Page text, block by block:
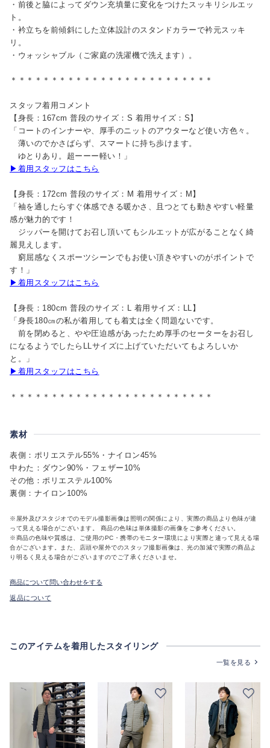
・前後と脇によってダウン充填量に変化をつけたスッキリシルエッ
ト。
・衿立ちを前傾斜にした立体設計のスタンドカラーで衿元スッキ
リ。
・ウォッシャブル（ご家庭の洗濯機で洗えます）。
＊＊＊＊＊＊＊＊＊＊＊＊＊＊＊＊＊＊＊＊＊＊＊＊＊
スタッフ着用コメント
【身長：167cm 普段のサイズ：S 着用サイズ：S】
「コートのインナーや、厚手のニットのアウターなど使い方色々。
薄いのでかさばらず、スマートに持ち歩けます。
ゆとりあり。超ーーー軽い！」
▶着用スタッフはこちら
【身長：172cm 普段のサイズ：M 着用サイズ：M】
「袖を通したらすぐ体感できる暖かさ、且つとても動きやすい軽量
感が魅力的です！
ジッパーを開けてお召し頂いてもシルエットが広がることなく綺
麗見えします。
窮屈感なくスポーツシーンでもお使い頂きやすいのがポイントで
す！」
▶着用スタッフはこちら
【身長：180cm 普段のサイズ：L 着用サイズ：LL】
「身長180㎝の私が着用しても着丈は全く問題ないです。
前を閉めると、やや圧迫感があったため厚手のセーターをお召し
になるようでしたらLLサイズに上げていただいてもよろしいか
と。」
▶着用スタッフはこちら
＊＊＊＊＊＊＊＊＊＊＊＊＊＊＊＊＊＊＊＊＊＊＊＊＊
素材
表側：ポリエステル55%・ナイロン45%
中わた：ダウン90%・フェザー10%
その他：ポリエステル100%
裏側：ナイロン100%
※屋外及びスタジオでのモデル撮影画像は照明の関係により、実際の商品より色味が違
って見える場合がございます。 商品の色味は単体撮影の画像をご参考ください。
※商品の色味や質感は、ご使用のPC・携帯のモニター環境により実際と違って見える場
合がございます。また、店頭や屋外でのスタッフ撮影画像は、光の加減で実際の商品よ
り明るく見える場合がございますのでご了承くださいませ。
商品について問い合わせをする
返品について
このアイテムを着用したスタイリング
一覧を見る